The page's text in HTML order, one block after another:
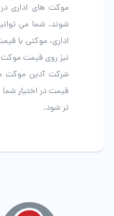
موکت های اداری
شوند. شما می
اداری، موکتی با
نیز روی قیمت موکت
شرکت آدین موکت
قیمت در اختیار شما
تر شود.